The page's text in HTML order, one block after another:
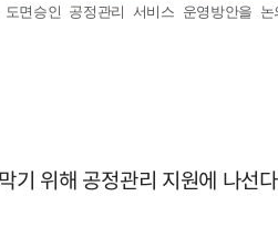
면승인 공정관리 서비스 운영방안을
기 위해 공정관리 지원에 나선